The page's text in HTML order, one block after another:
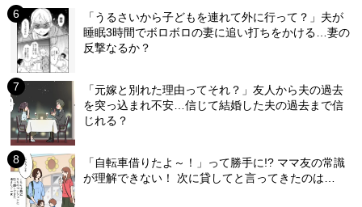
「うるさいから子どもを連れて外に行って？」夫が
睡眠3時間でボロボロの妻に追い打ちをかける…妻の
反撃なるか？
「元嫁と別れた理由ってそれ？」友人から夫の過去
を突っ込まれ不安…信じて結婚した夫の過去まで信
じれる？
「自転車借りたよ～！」って勝手に!? ママ友の常識
が理解できない！ 次に貸してと言ってきたのは…